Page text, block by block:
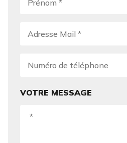
VOTRE MESSAGE